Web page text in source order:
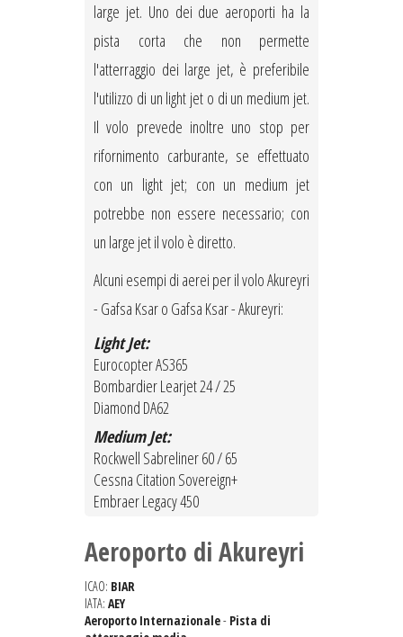
large jet. Uno dei due aeroporti ha la
pista corta che non permette
l'atterraggio dei large jet, è preferibile
l'utilizzo di un light jet o di un medium jet.
Il volo prevede inoltre uno stop per
rifornimento carburante, se effettuato
con un light jet; con un medium jet
potrebbe non essere necessario; con
un large jet il volo è diretto.
Alcuni esempi di aerei per il volo Akureyri
- Gafsa Ksar o Gafsa Ksar - Akureyri:
Light Jet:
Eurocopter AS365
Bombardier Learjet 24 / 25
Diamond DA62
Medium Jet:
Rockwell Sabreliner 60 / 65
Cessna Citation Sovereign+
Embraer Legacy 450
Aeroporto di Akureyri
ICAO: BIAR
IATA: AEY
Aeroporto Internazionale- Pista di